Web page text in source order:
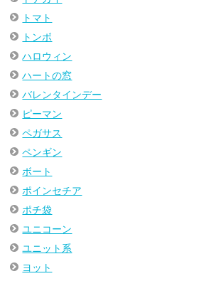
トマト
トンボ
ハロウィン
ハートの窓
バレンタインデー
ピーマン
ペガサス
ペンギン
ボート
ポインセチア
ポチ袋
ユニコーン
ユニット系
ヨット